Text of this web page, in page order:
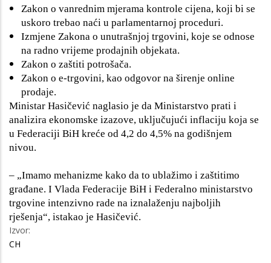
Zakon o vanrednim mjerama kontrole cijena, koji bi se
uskoro trebao naći u parlamentarnoj proceduri.
Izmjene Zakona o unutrašnjoj trgovini, koje se odnose
na radno vrijeme prodajnih objekata.
Zakon o zaštiti potrošača.
Zakon o e-trgovini, kao odgovor na širenje online
prodaje.
Ministar Hasičević naglasio je da Ministarstvo prati i
analizira ekonomske izazove, uključujući inflaciju koja se
u Federaciji BiH kreće od 4,2 do 4,5% na godišnjem
nivou.
– „Imamo mehanizme kako da to ublažimo i zaštitimo
građane. I Vlada Federacije BiH i Federalno ministarstvo
trgovine intenzivno rade na iznalaženju najboljih
rješenja“, istakao je Hasičević.
Izvor:
CH